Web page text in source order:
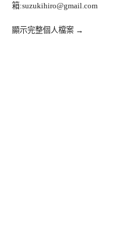
箱:suzukihiro@gmail.com
顯示完整個人檔案 →